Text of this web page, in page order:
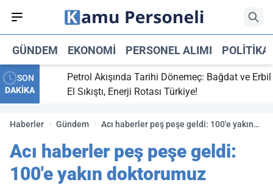
GÜNDEM EKONOMI PERSONEL ALIMI POLITIKA
SON
DAKİKA
maç
Petrol Akışında Tarihi Dönemeç: Bağdat ve Erbil
El Sıkıştı, Enerji Rotası Türkiye!
Haberler Gündem
Acı haberler peş peşe geldi: 100'e yakın
Acı haberler peş peşe geldi:
100'e yakın doktorumuz